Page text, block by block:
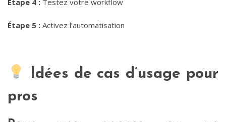
Étape 4 : Testez votre workflow
Étape 5 : Activez l’automatisation
Idées de cas d’usage pour
pros